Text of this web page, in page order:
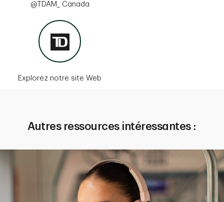
@TDAM_ Canada
Explorez notre site Web
Autres ressources intéressantes :